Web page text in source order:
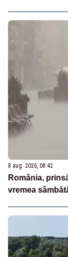
8 aug. 2026, 08:42
România,
vremea